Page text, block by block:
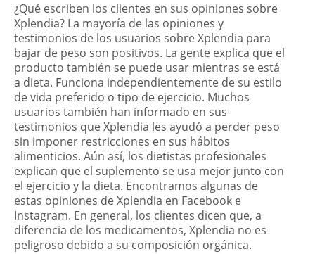
¿Qué escriben los clientes en sus opiniones sobre
Xplendia? La mayoría de las opiniones y
testimonios de los usuarios sobre Xplendia para
bajar de peso son positivos. La gente explica que el
producto también se puede usar mientras se está
a dieta. Funciona independientemente de su estilo
de vida preferido o tipo de ejercicio. Muchos
usuarios también han informado en sus
testimonios que Xplendia les ayudó a perder peso
sin imponer restricciones en sus hábitos
alimenticios. Aún así, los dietistas profesionales
explican que el suplemento se usa mejor junto con
el ejercicio y la dieta. Encontramos algunas de
estas opiniones de Xplendia en Facebook e
Instagram. En general, los clientes dicen que, a
diferencia de los medicamentos, Xplendia no es
peligroso debido a su composición orgánica.